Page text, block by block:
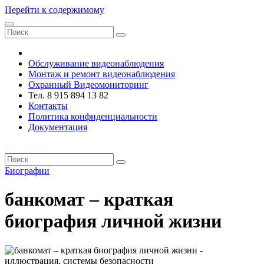
Перейти к содержимому
Обслуживание видеонаблюдения
Монтаж и ремонт видеонаблюдения
Охранный Видеомониторинг
Тел. 8 915 894 13 82
Контакты
Политика конфиденциальности
Документация
Биографии
банкомат – краткая
биография личной жизни